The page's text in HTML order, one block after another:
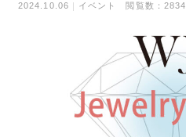
2024.10.06 イベント 閲覧数：2834